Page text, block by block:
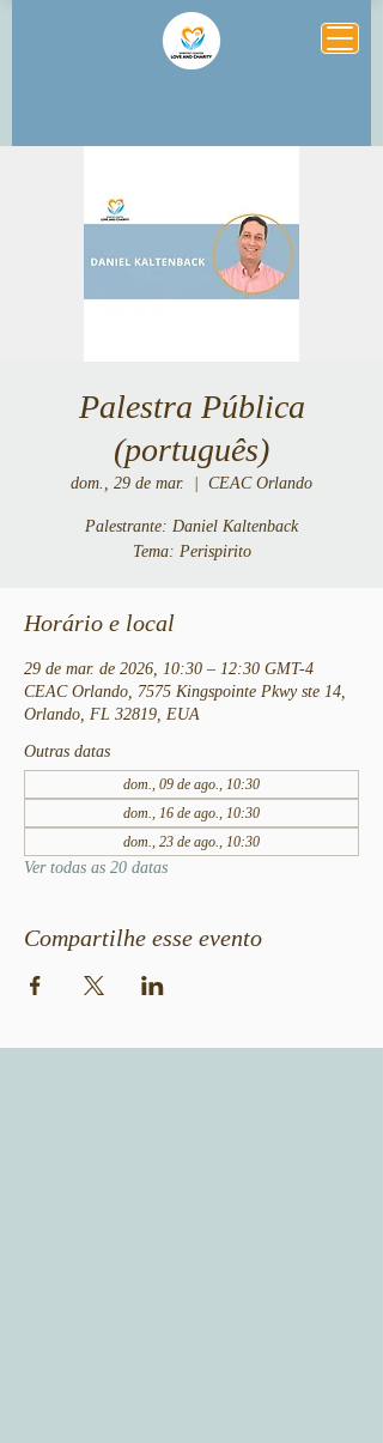
Palestra Pública
(português)
dom., 29 de mar. CEAC Orlando
Palestrante: Daniel Kaltenback
Tema: Perispirito
Horário e local
29 de mar. de 2026, 10:30 – 12:30 GMT-4
CEAC Orlando, 7575 Kingspointe Pkwy ste 14,
Orlando, FL 32819, EUA
Outras datas
dom., 09 de ago., 10:30
dom., 16 de ago., 10:30
dom., 23 de ago., 10:30
Ver todas as 20 datas
Compartilhe esse evento